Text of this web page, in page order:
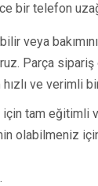
bir telefon
veya
Parça
ve verimli
tam eğitimli
olabilmeniz